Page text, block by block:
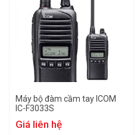
Máy bộ đàm cầm tay ICOM
IC-F3033S
Giá liên hệ